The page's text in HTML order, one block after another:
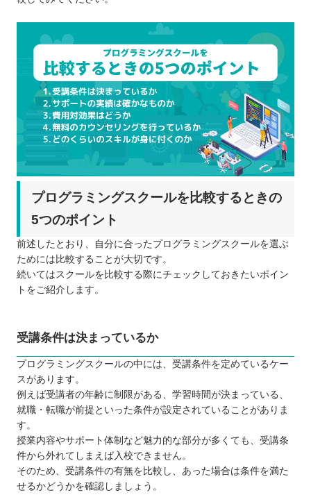
プログラミングスクールを比較するときの
5つのポイント
前述したとおり、自分に合ったプログラミングスクールを選ぶ
ためには比較することが大切です。
続いてはスクールを比較する際にチェックしておきたいポイン
トをご紹介します。
受講条件は決まっているか
プログラミングスクールの中には、受講条件を定めているケー
スがあります。
例えば受講者の年齢に制限がある、学習時間が決まっている、
就職・転職が前提といった条件が設定されていることがありま
す。
授業内容やサポート体制など魅力的な部分が多くても、受講条
件から外れてしまえば入校できません。
そのため、受講条件の有無を比較し、あった場合は条件を満た
せるかどうかを確認しましょう。